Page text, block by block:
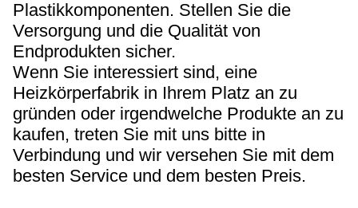
Plastikkomponenten. Stellen Sie die
Versorgung und die Qualität von
Endprodukten sicher.
Wenn Sie interessiert sind, eine
Heizkörperfabrik in Ihrem Platz an zu
gründen oder irgendwelche Produkte an zu
kaufen, treten Sie mit uns bitte in
Verbindung und wir versehen Sie mit dem
besten Service und dem besten Preis.